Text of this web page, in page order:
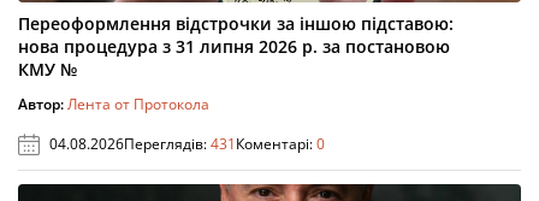
Переоформлення відстрочки за іншою підставою:
нова процедура з 31 липня 2026 р. за постановою
КМУ №
Автор:Лента от Протокола
04.08.2026Переглядів:431Коментарі:0